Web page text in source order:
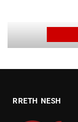
RRETH NESH